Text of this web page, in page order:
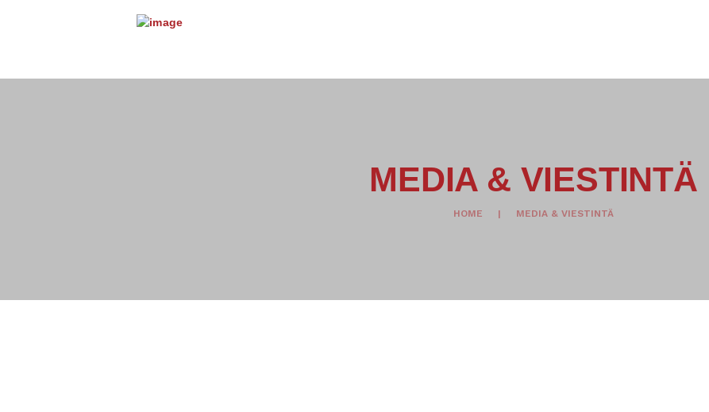
MEDIA & VIESTINTÄ
HOME MEDIA & VIESTINTÄ